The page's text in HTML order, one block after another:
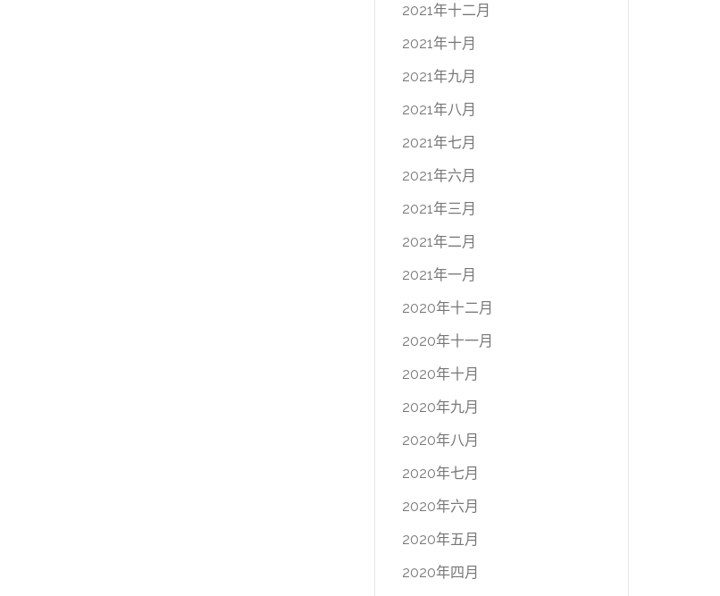
2021年十二月
2021年十月
2021年九月
2021年八月
2021年七月
2021年六月
2021年三月
2021年二月
2021年一月
2020年十二月
2020年十一月
2020年十月
2020年九月
2020年八月
2020年七月
2020年六月
2020年五月
2020年四月